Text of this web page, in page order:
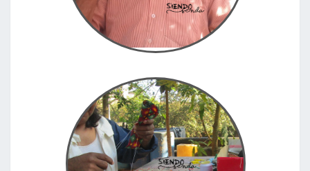
El arte de la chaquira, en Nayarit